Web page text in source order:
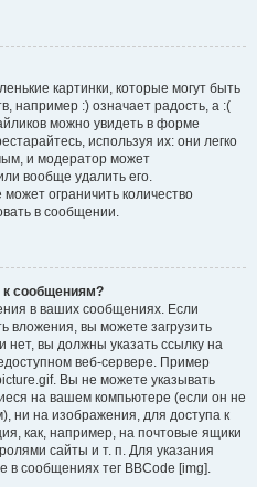
картинки, которые могут быть
например :) означает радость, а :(
можно увидеть в форме
используя их: они легко
и модератор может
вообще удалить его.
ограничить количество
в сообщении.
к сообщениям?
в ваших сообщениях. Если
вложения, вы можете загрузить
вы должны указать ссылку на
веб-сервере. Пример
Вы не можете указывать
на вашем компьютере (если он не
ни на изображения, для доступа к
как, например, на почтовые ящики
сайты и т. п. Для указания
в сообщениях тег BBCode [img].